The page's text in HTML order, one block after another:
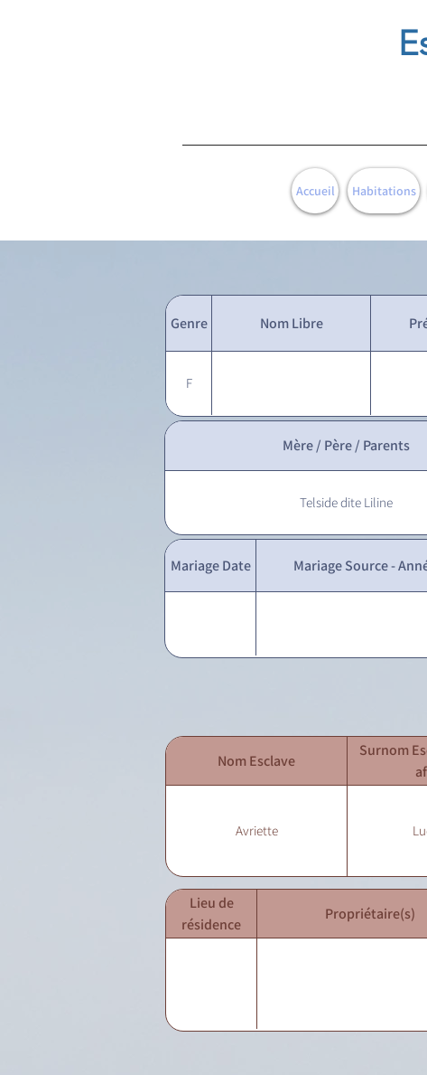
Accueil Habitations
Genre Nom Libre
F
Mère / Père / Parents
Telside dite Liline
Mariage Date Mariage Source -
Nom Esclave
Surnom
Avriette
Lieu de
résidence
Propriétaire(s)